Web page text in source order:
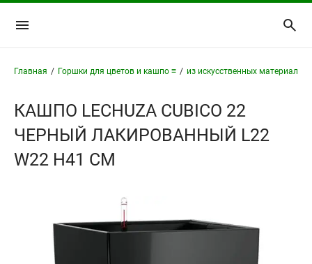
Главная / Горшки для цветов и кашпо ≡ / из искусственных материалов
КАШПО LECHUZA CUBICO 22
ЧЕРНЫЙ ЛАКИРОВАННЫЙ L22
W22 H41 СМ